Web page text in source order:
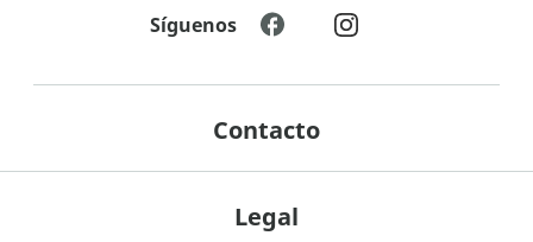
Legal
Contacto
Síguenos